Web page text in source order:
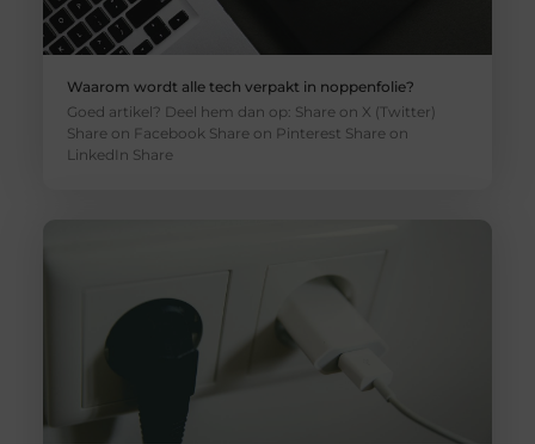
Waarom wordt alle tech verpakt in noppenfolie?
Goed artikel? Deel hem dan op: Share on X (Twitter)
Share on Facebook Share on Pinterest Share on
LinkedIn Share